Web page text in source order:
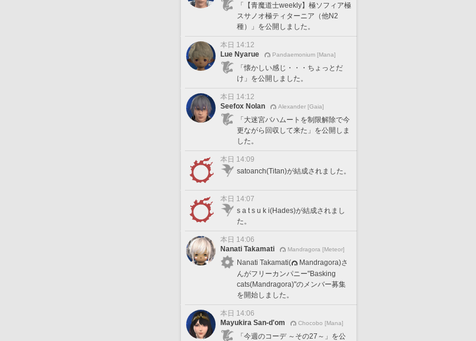
「【青魔道士weekly】極ソフィア極
スサノオ極ティターニア（他N2
種）」を公開しました。
本日 14:12
Lue Nyarue
Pandaemonium [Mana]
「懐かしい感じ・・・ちょっとだ
け」を公開しました。
本日 14:12
Seefox Nolan
Alexander [Gaia]
「大迷宮バハムートを制限解除で今
更ながら回収して来た」を公開しま
した。
本日 14:09
satoanch(Titan)が結成されました。
本日 14:07
s a t s u k i(Hades)が結成されまし
た。
本日 14:06
Nanati Takamati
Mandragora [Meteor]
Nanati Takamati(
Mandragora)さ
んがフリーカンパニー"Basking
cats(Mandragora)"のメンバー募集
を開始しました。
本日 14:06
Mayukira San-d'om
Chocobo [Mana]
「今週のコーデ ～その27～」を公